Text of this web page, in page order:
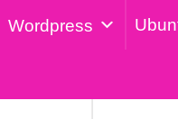
Wordpress